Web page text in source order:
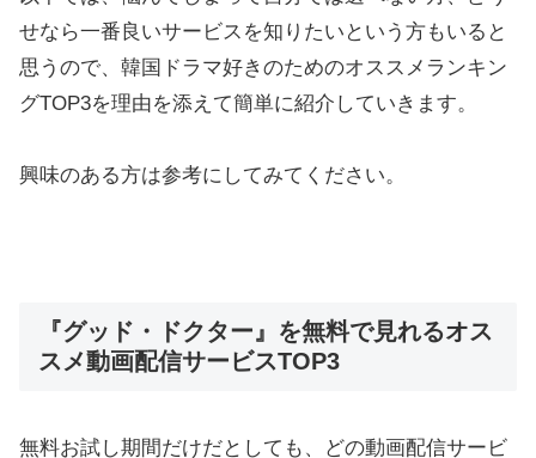
せなら一番良いサービスを知りたいという方もいると
思うので、韓国ドラマ好きのためのオススメランキン
グTOP3を理由を添えて簡単に紹介していきます。
興味のある方は参考にしてみてください。
『グッド・ドクター』を無料で見れるオス
スメ動画配信サービスTOP3
無料お試し期間だけだとしても、どの動画配信サービ